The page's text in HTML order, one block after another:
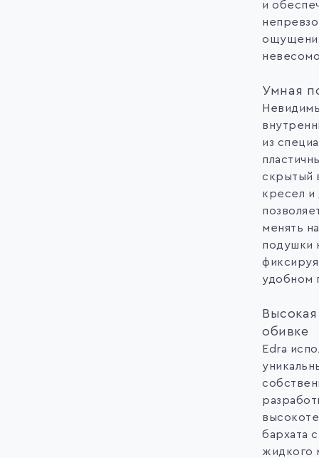
и
Умная
из
скрытый
кресел и
менять
подушки
удобном
обивке
Edra
бархата
жидкого